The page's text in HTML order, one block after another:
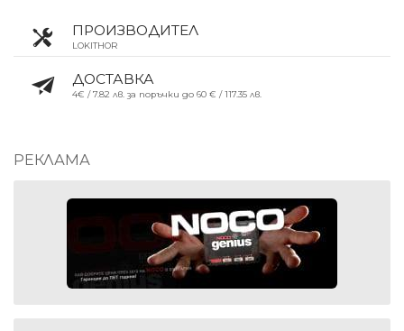
ПРОИЗВОДИТЕЛ
LOKITHOR
ДОСТАВКА
4€ / 7.82 лв. за поръчки до 60 € / 117.35 лв.
РЕКЛАМА